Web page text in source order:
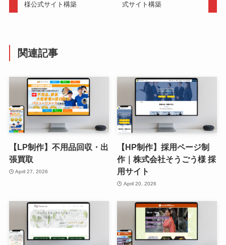
様公式サイト構築
式サイト構築
関連記事
【LP制作】不用品回収・出
張買取
April 27, 2026
【HP制作】採用ページ制
作｜株式会社そうごう様 採
用サイト
April 20, 2026